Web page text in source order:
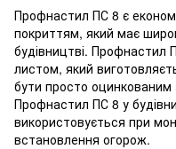
Профнастил ПС 8 є
покриттям, який має
будівництві.
листом, який
бути просто
Профнастил ПС 8 у
використовується при
встановлення огорож.